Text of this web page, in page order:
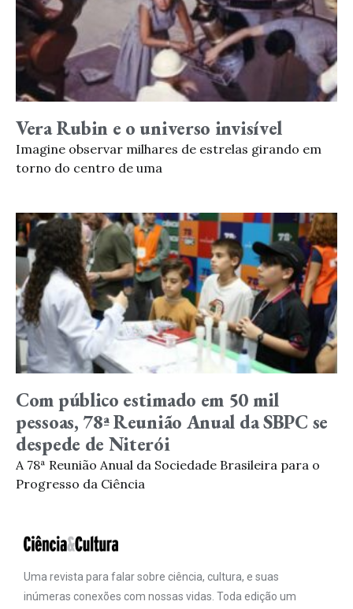
Vera Rubin e o universo invisível
Imagine observar milhares de estrelas girando em
torno do centro de uma
Com público estimado em 50 mil
pessoas, 78ª Reunião Anual da SBPC se
despede de Niterói
A 78ª Reunião Anual da Sociedade Brasileira para o
Progresso da Ciência
Uma revista para falar sobre ciência, cultura, e suas
inúmeras conexões com nossas vidas. Toda edição um